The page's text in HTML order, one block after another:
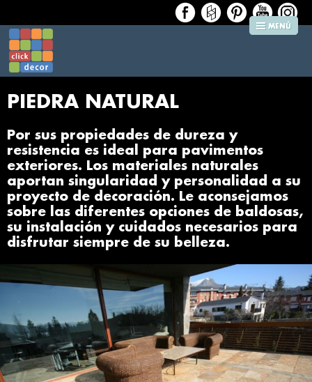
PIEDRA NATURAL
Por sus propiedades de dureza y
resistencia es ideal para pavimentos
exteriores. Los materiales naturales
aportan singularidad y personalidad a su
proyecto de decoración. Le aconsejamos
sobre las diferentes opciones de baldosas,
su instalación y cuidados necesarios para
disfrutar siempre de su belleza.